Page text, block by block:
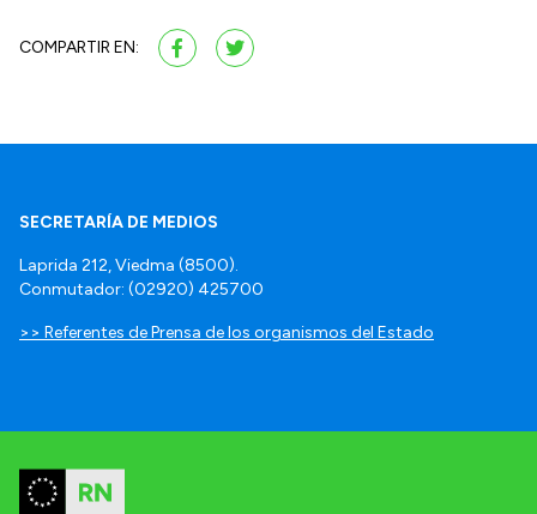
COMPARTIR EN:
SECRETARÍA DE MEDIOS
Laprida 212, Viedma (8500).
Conmutador: (02920) 425700
>> Referentes de Prensa de los organismos del Estado